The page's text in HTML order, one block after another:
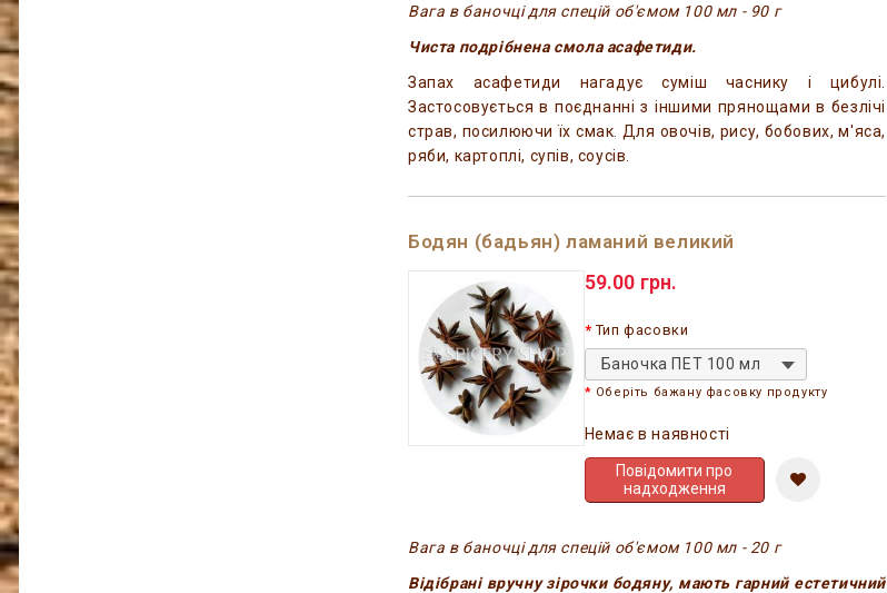
Вага в баночці для спецій об'ємом 100 мл - 90 г
Чиста подрібнена смола асафетиди.
Запах асафетиди нагадує суміш часнику і цибулі.
Застосовується в поєднанні з іншими прянощами в безлічі
страв, посилюючи їх смак. Для овочів, рису, бобових, м'яса,
ряби, картоплі, супів, соусів.
Бодян (бадьян) ламаний великий
59.00 грн.
Тип фасовки
Баночка ПЕТ 100 мл
Оберіть бажану фасовку продукту
Немає в наявності
Повідомити про
надходження
Вага в баночці для спецій об'ємом 100 мл - 20 г
Відібрані вручну зірочки бодяну, мають гарний естетичний